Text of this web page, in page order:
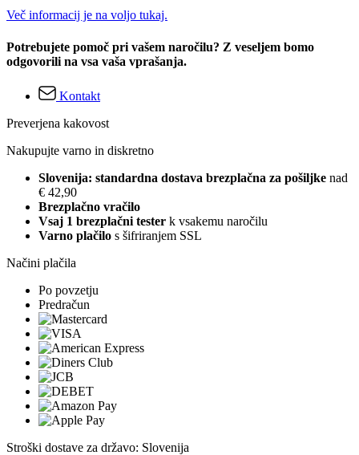
Več informacij je na voljo tukaj.
Potrebujete pomoč pri vašem naročilu? Z veseljem bomo
odgovorili na vsa vaša vprašanja.
Kontakt
Preverjena kakovost
Nakupujte varno in diskretno
Slovenija: standardna dostava brezplačna za pošiljke nad
€ 42,90
Brezplačno vračilo
Vsaj 1 brezplačni tester k vsakemu naročilu
Varno plačilo s šifriranjem SSL
Načini plačila
Po povzetju
Predračun
Stroški dostave za državo: Slovenija